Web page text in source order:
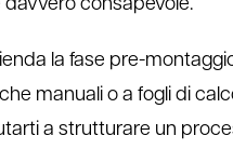
davvero consapevole.
la fase pre-
manuali o a fogli di
a strutturare un